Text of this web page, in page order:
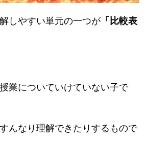
しやすい単元の一つが 「比較表
業についていけていない子で
んなり理解できたりするもので